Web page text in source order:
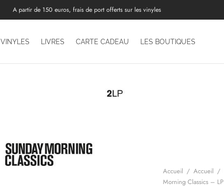
A partir de 150 euros, frais de port offerts sur les vinyles
VINYLES LIVRES CARTE CADEAU LES BOUTIQUES
Accueil / Accueil /
Morning Classics – LP